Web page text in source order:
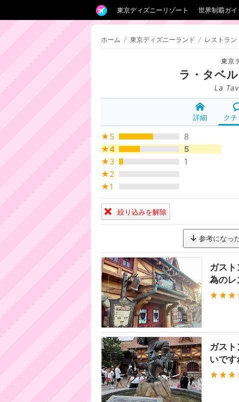
東京ディズニーリゾート 世界制覇ガイ
ホーム / 東京ディズニーランド / レストラン
東京
ラ・タベ
La
詳細 クチ
★5
8
★4
5
★3
1
★2
★1
絞り込みを解除
参考になっ
ガス
為のレ
ガス
いです